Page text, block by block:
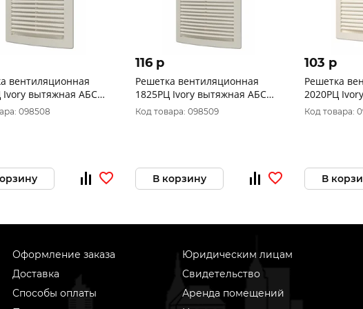
вентиляционная
Ivory вытяжная АБС
ERA уп.70/1шт.
098508
116 p
Решетка вентиляционная
1825РЦ Ivory вытяжная АБС
180х250 ERA уп.60/1шт.
Код товара: 098509
В корзину
103 p
Решетка
2020РЦ
200х200
Код товара:
В
Оформление заказа
Доставка
Способы оплаты
Юридическим лицам
Свидетельство
Аренда помещений